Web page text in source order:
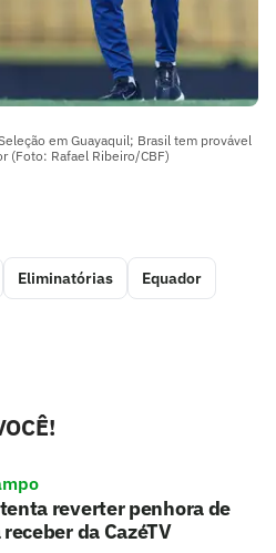
em Guayaquil; Brasil tem provável
(Foto: Rafael Ribeiro/CBF)
Eliminatórias Equador
reverter penhora de
da CazéTV